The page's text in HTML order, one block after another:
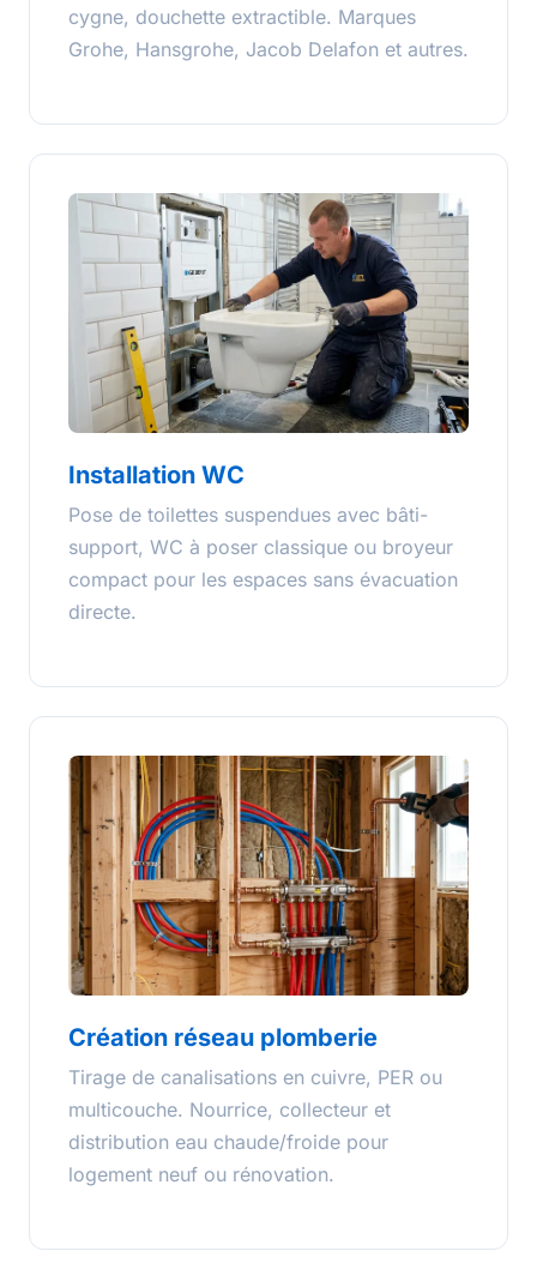
cygne, douchette extractible. Marques
Grohe, Hansgrohe, Jacob Delafon et autres.
Installation WC
Pose de toilettes suspendues avec bâti-
support, WC à poser classique ou broyeur
compact pour les espaces sans évacuation
directe.
Création réseau plomberie
Tirage de canalisations en cuivre, PER ou
multicouche. Nourrice, collecteur et
distribution eau chaude/froide pour
logement neuf ou rénovation.